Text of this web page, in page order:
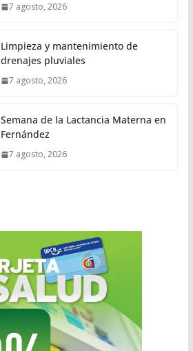
7 agosto, 2026
Limpieza y mantenimiento de
drenajes pluviales
7 agosto, 2026
Semana de la Lactancia Materna en
Fernández
7 agosto, 2026